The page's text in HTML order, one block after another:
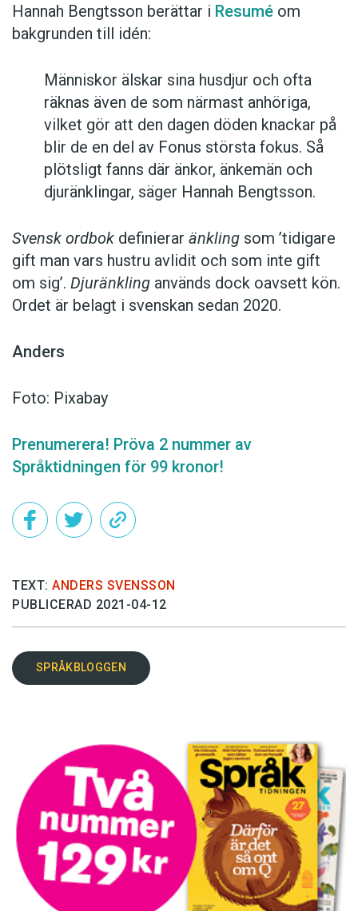
Hannah Bengtsson berättar i Resumé om
bakgrunden till idén:
Människor älskar sina husdjur och ofta
räknas även de som närmast anhöriga,
vilket gör att den dagen döden knackar på
blir de en del av Fonus största fokus. Så
plötsligt fanns där änkor, änkemän och
djuränklingar, säger Hannah Bengtsson.
Svensk ordbok definierar änkling som ’tidigare
gift man vars hustru av­lidit och som inte gift
om sig’. Djuränkling används dock oavsett kön.
Ordet är belagt i svenskan sedan 2020.
Anders
Foto: Pixabay
Prenumerera! Pröva 2 nummer av
Språktidningen för 99 kronor!
TEXT: ANDERS SVENSSON
PUBLICERAD 2021-04-12
SPRÅKBLOGGEN